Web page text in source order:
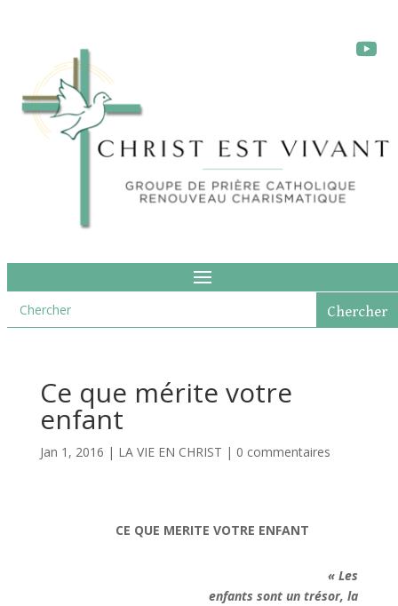
Ce que mérite votre
enfant
Jan 1, 2016 | LA VIE EN CHRIST | 0 commentaires
CE QUE MERITE VOTRE ENFANT
« Les
enfants sont un trésor, la